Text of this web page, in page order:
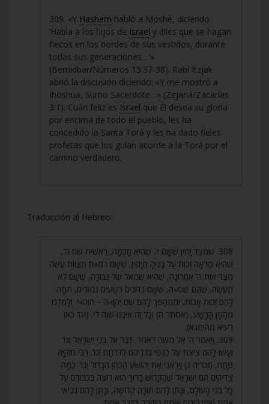
309. «Y Hashem habló a Moshé, diciendo:
‘Habla a los hijos de Israel y diles que se hagan
flecos en los bordes de sus vestidos, durante
todas sus generaciones…'»
(Bemidbar/Números 15:37-38). Rabí Itzjak
abrió la discusión diciendo: «Y me mostró a
Ihoshúa, Sumo Sacerdote…» (Zejariá/Zacarías
3:1). Cuán feliz es Israel que Él desea su gloria
por encima de todo el pueblo, les ha
concedido la Santa Torá y les ha dado fieles
profetas que los guían acorde a la Torá por el
camino verdadero.
Traducción al Hebreo:
308. שֶׁמִּצַּד יָמִין שֶׁשָּׁם י’, שֶׁהִיא חָכְמָה, רֵאשִׁית שֵׁם ה’,
שֶׁהִיא מַרְאָה זְכוּת עַל בָּנֶיהָ מִיָּמִין, שֶׁשָּׁם רמ»ח מִצְווֹת עֲשֵׂה
מִצַּד אוֹת ה’ אַחֲרוֹנָה, שֶׁהִיא שְׂמֹאל שֶׁל גְּבוּרָה, שֶׁשָּׁם לֹא
תַעֲשֶׂה, שֶׁהֵם שס»ה, שֶׁשָּׁם נִדּוֹנִים רְשָׁעִים גְּמוּרִים, תַּמָּה
לָהֶם זְכוּת אָבוֹת, וּמִתְהַפֵּךְ לָהֶם שֵׁם יְהֹוָ»ה – הוה»י. וְלָמַדְנוּ
מֵהָמָן הָרָשָׁע, (אסתר ה) וְכָל זֶה אֵינֶנּוּ שֹׁוֶה לִי. (עד כאן
רעיא מהימנא).
309. וַיֹּאמֶר ה’ אֶל מֹשֶׁה לֵּאמֹר. דַּבֵּר אֶל בְּנֵי יִשְׂרָאֵל וְגוֹ’
וְעָשׂוּ לָהֶם צִיצִת עַל כַּנְפֵי בִגְדֵיהֶם לְדֹרֹתָם וְגוֹ’. רַבִּי חִזְקִיָּה
פָּתַח, (זכריה ג) וַיַּרְאֵנִי אֶת יְהוֹשֻׁעַ הַכֹּהֵן הַגָּדוֹל וְגוֹ’. כַּמָּה
צַדִּיקִים הֵם יִשְׂרָאֵל שֶׁהַקָּדוֹשׁ בָּרוּךְ הוּא רוֹצֶה בִכְבוֹדָם עַל
כָּל בְּנֵי הָעוֹלָם, וְנָתַן לָהֶם תּוֹרָה קְדוֹשָׁה, וְנָתַן לָהֶם נְבִיאֵי